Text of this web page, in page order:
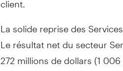
La solide reprise des
Le résultat net du secteur
272 millions de dollars (1